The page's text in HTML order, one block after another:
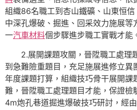
組織86名職工到杏山鐵礦、山東恒
中深孔爆破、掘進、回采效力施展等
一汽車材料個步驟進步職工實戰才能
2.展開課題攻關，晉陞職工處理
到急難險重題目，充足施展進修立異
年度課題打算，組織技巧骨干展開課
難，晉陞職工處理題目才能，保證檢
4m炮孔巷道掘進爆破技巧研討，經